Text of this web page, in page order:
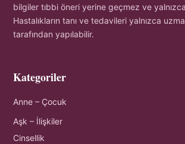
bilgiler tıbbi öneri yerine geçmez ve
Hastalıkların tanı ve tedavileri yalnızca
tarafından yapılabilir.
Kategoriler
Anne – Çocuk
Aşk – İlişkiler
Cinsellik